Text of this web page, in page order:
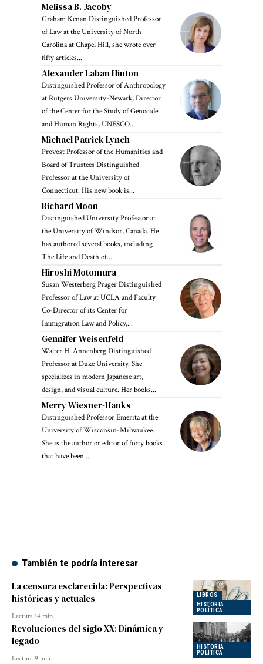
Melissa B. Jacoby
Graham Kenan Distinguished Professor
of Law at the University of North
Carolina at Chapel Hill, she wrote over
fifty articles...
Alexander Laban Hinton
Distinguished Professor of Anthropology
at Rutgers University-Newark, Director
of the Center for the Study of Genocide
and Human Rights, UNESCO...
Michael Patrick Lynch
Provost Professor of the Humanities and
Board of Trustees Distinguished
Professor at the University of
Connecticut. His new book is...
Richard Moon
Distinguished University Professor at
the University of Windsor, Canada. He
has authored several books, including
The Life and Death of...
Hiroshi Motomura
Susan Westerberg Prager Distinguished
Professor of Law at UCLA and Faculty
Co-Director of its Center for
Immigration Law and Policy,...
Gennifer Weisenfeld
Walter H. Annenberg Distinguished
Professor at Duke University. She
specializes in modern Japanese art,
design, and visual culture. Her books...
Merry Wiesner-Hanks
Distinguished Professor Emerita at the
University of Wisconsin-Milwaukee.
She is the author or editor of forty books
that have been...
También te podría interesar
LIBROS
HISTORIA
POLÍTICA
La censura esclarecida: Perspectivas
históricas y actuales
Lectura 14 min.
HISTORIA
POLÍTICA
Revoluciones del siglo XX: Dinámica y
legado
Lectura 9 min.